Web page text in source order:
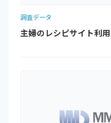
調査データ
主婦のレシピサイト利